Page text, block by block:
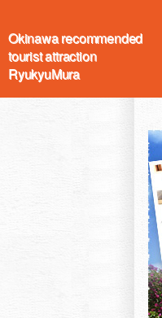
Okinawa recommended
tourist attraction
RyukyuMura